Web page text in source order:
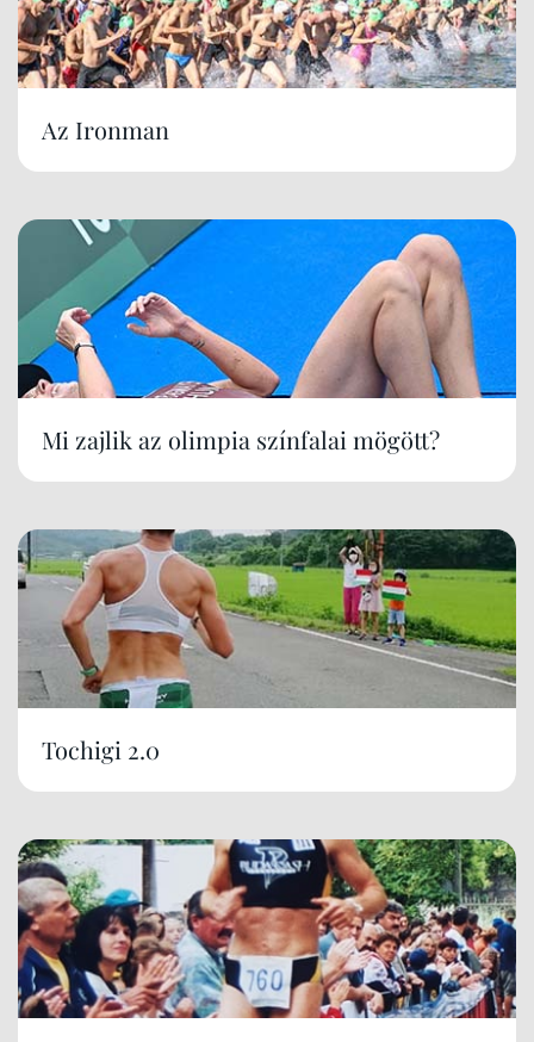
Az Ironman
Mi zajlik az olimpia színfalai mögött?
Tochigi 2.0